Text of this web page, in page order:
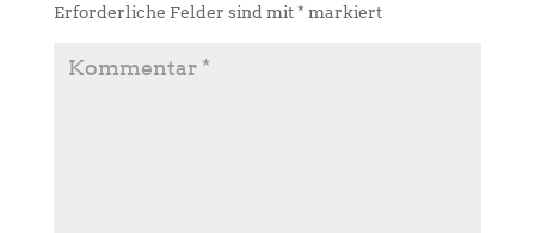
Erforderliche Felder sind mit* markiert